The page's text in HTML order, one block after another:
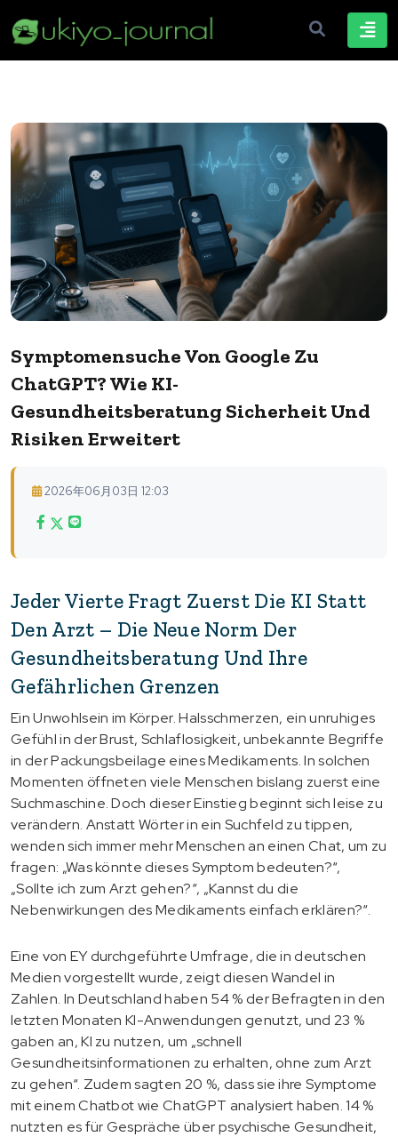
Symptomensuche Von Google Zu
ChatGPT? Wie KI-
Gesundheitsberatung Sicherheit Und
Risiken Erweitert
2026年06月03日 12:03
Jeder Vierte Fragt Zuerst Die KI Statt
Den Arzt – Die Neue Norm Der
Gesundheitsberatung Und Ihre
Gefährlichen Grenzen
Ein Unwohlsein im Körper. Halsschmerzen, ein unruhiges
Gefühl in der Brust, Schlaflosigkeit, unbekannte Begriffe
in der Packungsbeilage eines Medikaments. In solchen
Momenten öffneten viele Menschen bislang zuerst eine
Suchmaschine. Doch dieser Einstieg beginnt sich leise zu
verändern. Anstatt Wörter in ein Suchfeld zu tippen,
wenden sich immer mehr Menschen an einen Chat, um zu
fragen: „Was könnte dieses Symptom bedeuten?“,
„Sollte ich zum Arzt gehen?“, „Kannst du die
Nebenwirkungen des Medikaments einfach erklären?“.
Eine von EY durchgeführte Umfrage, die in deutschen
Medien vorgestellt wurde, zeigt diesen Wandel in
Zahlen. In Deutschland haben 54 % der Befragten in den
letzten Monaten KI-Anwendungen genutzt, und 23 %
gaben an, KI zu nutzen, um „schnell
Gesundheitsinformationen zu erhalten, ohne zum Arzt
zu gehen“. Zudem sagten 20 %, dass sie ihre Symptome
mit einem Chatbot wie ChatGPT analysiert haben. 14 %
nutzten es für Gespräche über psychische Gesundheit,